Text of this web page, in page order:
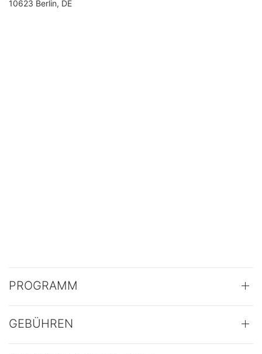
10623 Berlin, DE
PROGRAMM
GEBÜHREN